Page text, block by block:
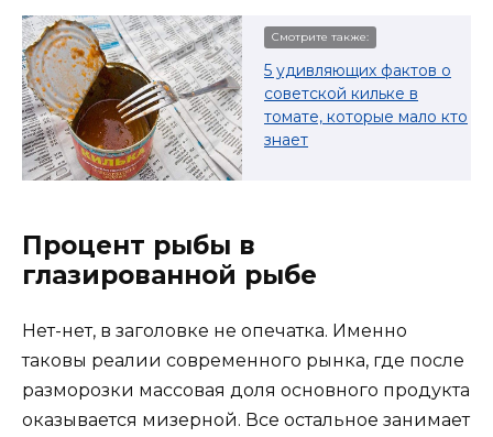
Смотрите также:
5 удивляющих фактов о
советской кильке в
томате, которые мало кто
знает
Процент рыбы в
глазированной рыбе
Нет-нет, в заголовке не опечатка. Именно
таковы реалии современного рынка, где после
разморозки массовая доля основного продукта
оказывается мизерной. Все остальное занимает